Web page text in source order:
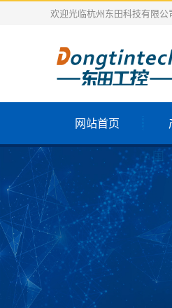
欢迎光临杭州东田科技有限公
网站首页